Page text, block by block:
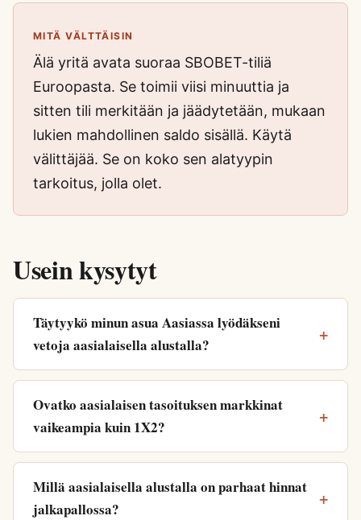
MITÄ VÄLTTÄISIN
Älä yritä avata suoraa SBOBET-tiliä
Euroopasta. Se toimii viisi minuuttia ja
sitten tili merkitään ja jäädytetään, mukaan
lukien mahdollinen saldo sisällä. Käytä
välittäjää. Se on koko sen alatyypin
tarkoitus, jolla olet.
Usein kysytyt
Täytyykö minun asua Aasiassa lyödäkseni
vetoja aasialaisella alustalla?
Ovatko aasialaisen tasoituksen markkinat
vaikeampia kuin 1X2?
Millä aasialaisella alustalla on parhaat hinnat
jalkapallossa?